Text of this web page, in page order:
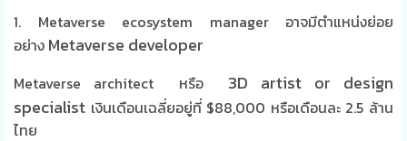
1. Metaverse ecosystem manager อาจมีตำแหน่งย่อย
อย่าง Metaverse developer
Metaverse architect หรือ 3D artist or design
specialist เงินเดือนเฉลี่ยอยู่ที่$88,000 หรือเดือนละ 2.5 ล้าน
ไทย